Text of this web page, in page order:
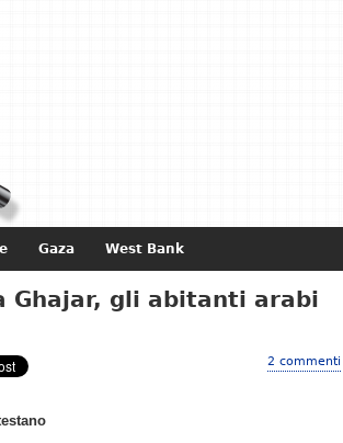
Gaza West Bank
Ghajar, gli abitanti arabi
2 commenti